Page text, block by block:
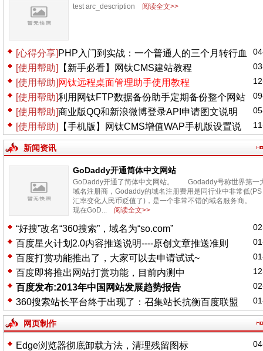
test arc_description 阅读全文>>
[心得分享]PHP入门到实战：一个普通人的三个月转行血
泪史
[使用帮助] 【新手必看】网钛CMS建站教程
[使用帮助]网钛远程桌面管理助手使用教程
[使用帮助]利用网钛FTP数据备份助手定期备份整个网站
[使用帮助]商业版QQ和新浪微博登录API申请图文说明
[使用帮助] 【手机版】网钛CMS增值WAP手机版设置说
明新闻资讯
GoDaddy开通简体中文网站
GoDaddy开通了简体中文网站。 Godaddy号称世界第一
域名注册商，Godaddy的域名注册费用是同行业中非常低
汇率变化人民币贬值了)，是一个非常不错的域名服务商
现在GoD...
阅读全文>>
“好搜”改名“360搜索”，域名为“so.com”
百度星火计划2.0内容推送说明----原创文章推送准则
百度打赏功能推出了，大家可以去申请试试~
百度即将推出网站打赏功能，目前内测中
百度发布:2013年中国网站发展趋势报告
360搜索站长平台终于出现了：召集站长抗衡百度联盟
网页制作
Edge浏览器彻底卸载方法，清理残留图标